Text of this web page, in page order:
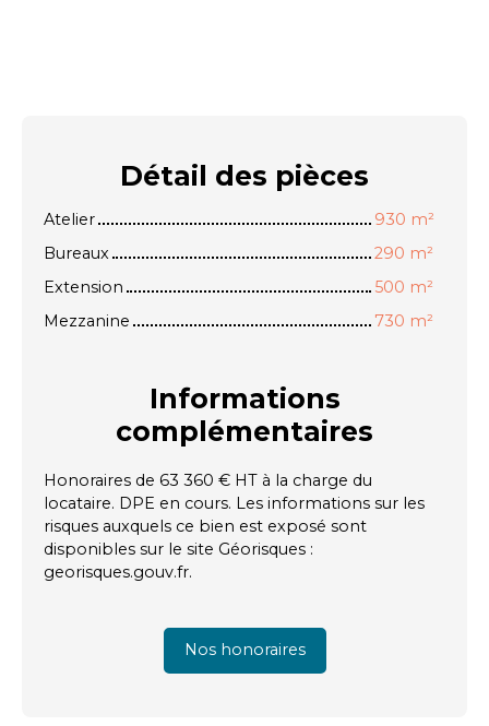
Détail des pièces
Atelier
930 m²
Bureaux
290 m²
Extension
500 m²
Mezzanine
730 m²
Informations
complémentaires
Honoraires de 63 360 € HT à la charge du
locataire. DPE en cours. Les informations sur les
risques auxquels ce bien est exposé sont
disponibles sur le site Géorisques :
georisques.gouv.fr.
Nos honoraires